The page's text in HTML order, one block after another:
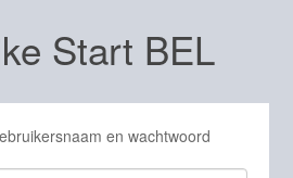
Start BEL
en wachtwoord